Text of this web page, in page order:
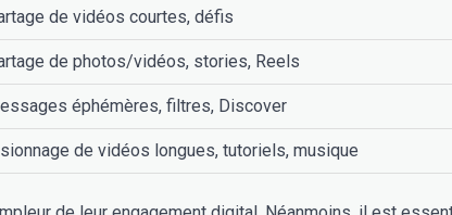
de vidéos courtes, défis
de photos/vidéos, stories, Reels
éphémères, filtres, Discover
de vidéos longues, tutoriels, musique